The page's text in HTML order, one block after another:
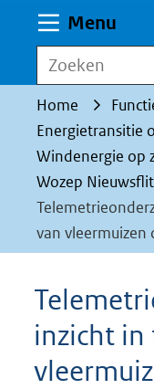
geweigerd.
Menu
Zoeken
Home
Energietransitie
Windenergie op
Wozep
van vleermuizen
inzicht in